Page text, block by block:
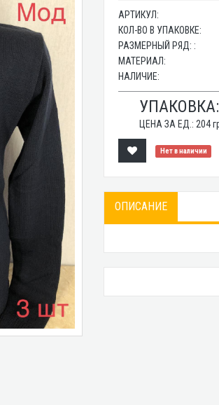
АРТИКУЛ:
КОЛ-ВО В УПАКОВКЕ:
РАЗМЕРНЫЙ РЯД: :
МАТЕРИАЛ:
НАЛИЧИЕ:
УПАКОВКА:
ЦЕНА ЗА ЕД.: 204
Нет в наличии
ОПИСАНИЕ